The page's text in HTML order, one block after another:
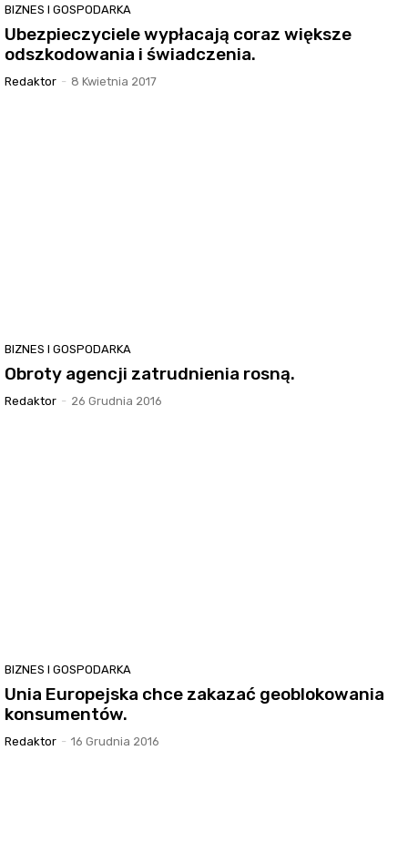
BIZNES I GOSPODARKA
Ubezpieczyciele wypłacają coraz większe
odszkodowania i świadczenia.
Redaktor - 8 Kwietnia 2017
BIZNES I GOSPODARKA
Obroty agencji zatrudnienia rosną.
Redaktor - 26 Grudnia 2016
BIZNES I GOSPODARKA
Unia Europejska chce zakazać geoblokowania
konsumentów.
Redaktor - 16 Grudnia 2016